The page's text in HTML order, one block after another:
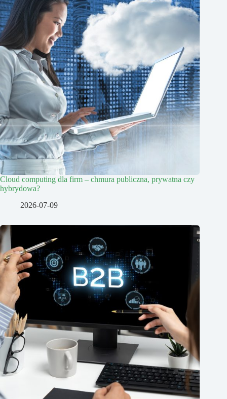
Cloud computing dla firm – chmura publiczna, prywatna czy
hybrydowa?
2026-07-09